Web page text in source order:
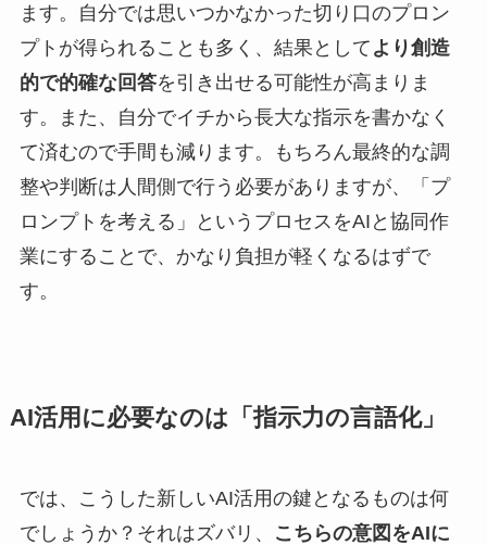
ます。自分では思いつかなかった切り口のプロン
プトが得られることも多く、結果として より創造
的で的確な回答を引き出せる可能性が高まりま
す。また、自分でイチから長大な指示を書かなく
て済むので手間も減ります。もちろん最終的な調
整や判断は人間側で行う必要がありますが、「プ
ロンプトを考える」というプロセスをAIと協同作
業にすることで、かなり負担が軽くなるはずで
す。
AI活用に必要なのは「指示力の言語化」
では、こうした新しいAI活用の鍵となるものは何
でしょうか？それはズバリ、
こちらの意図をAIに